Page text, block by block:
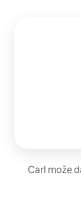
Carl može